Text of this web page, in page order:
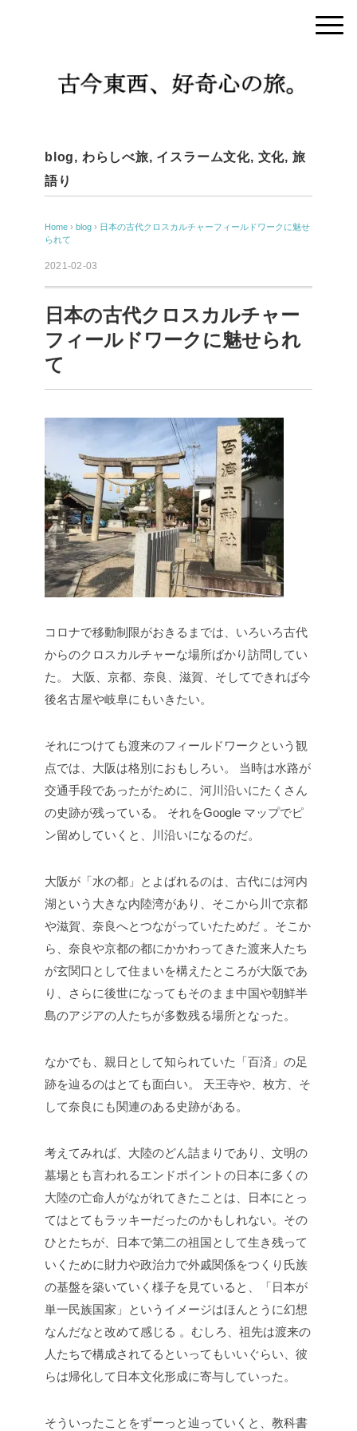
blog, わらしべ旅, イスラーム文化, 文化, 旅
語り
Home › blog › 日本の古代クロスカルチャーフィールドワークに魅せ
られて
2021-02-03
日本の古代クロスカルチャー
フィールドワークに魅せられ
て
コロナで移動制限がおきるまでは、いろいろ古代
からのクロスカルチャーな場所ばかり訪問してい
た。
大阪、京都、奈良、滋賀、そしてできれば今
後名古屋や岐阜にもいきたい。
それにつけても渡来のフィールドワークという観
点では、大阪は格別におもしろい。
当時は水路が
交通手段であったがために、河川沿いにたくさん
の史跡が残っている。
それをGoogle マップでピ
ン留めしていくと、川沿いになるのだ。
大阪が「水の都」とよばれるのは、古代には河内
湖という大きな内陸湾があり、そこから川で京都
や滋賀、奈良へとつながっていたためだ 。そこか
ら、奈良や京都の都にかかわってきた渡来人たち
が玄関口として住まいを構えたところが大阪であ
り、さらに後世になってもそのまま中国や朝鮮半
島のアジアの人たちが多数残る場所となった。
なかでも、親日として知られていた「百済」の足
跡を辿るのはとても面白い。
天王寺や、枚方、そ
して奈良にも関連のある史跡がある。
考えてみれば、大陸のどん詰まりであり、文明の
墓場とも言われるエンドポイントの日本に多くの
大陸の亡命人がながれてきたことは、日本にとっ
てはとてもラッキーだったのかもしれない。その
ひとたちが、日本で第二の祖国として生き残って
いくために財力や政治力で外戚関係をつくり氏族
の基盤を築いていく様子を見ていると、「日本が
単一民族国家」というイメージはほんとうに幻想
なんだなと改めて感じる 。むしろ、祖先は渡来の
人たちで構成されてるといってもいいぐらい、彼
らは帰化して日本文化形成に寄与していった。
そういったことをずーっと辿っていくと、教科書